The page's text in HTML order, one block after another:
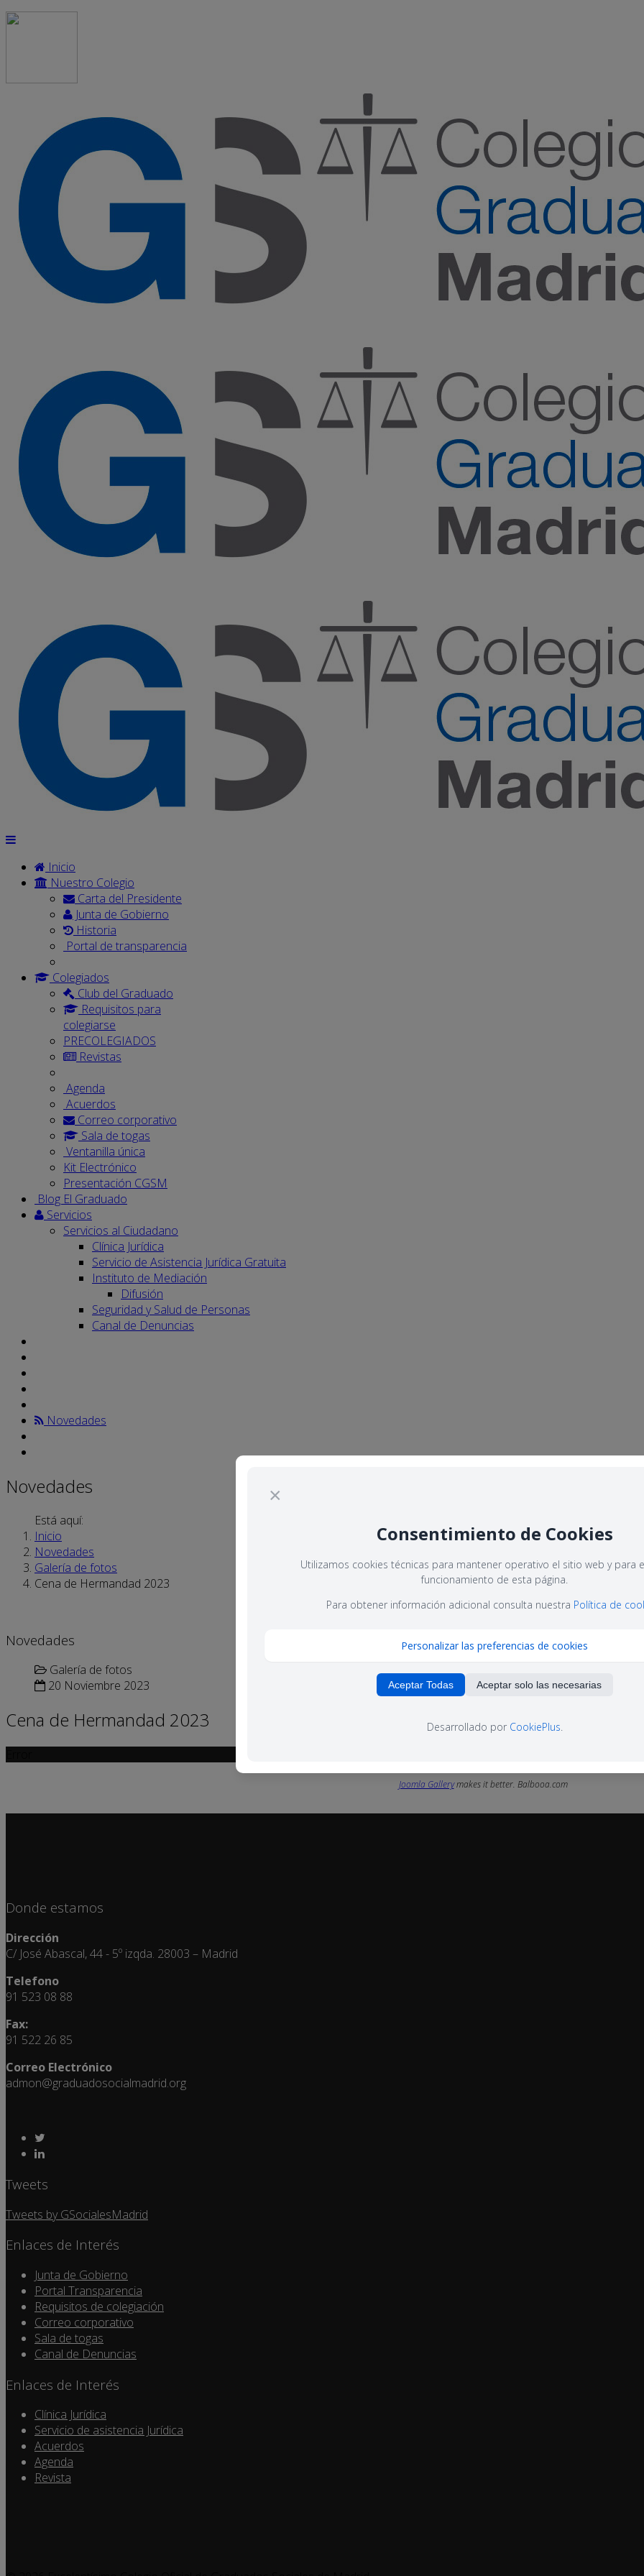
Inicio
Nuestro Colegio
Carta del Presidente
Junta de Gobierno
Historia
Portal de transparencia
Colegiados
Club del Graduado
Requisitos para
colegiarse
PRECOLEGIADOS
Revistas
Agenda
Acuerdos
Correo corporativo
Sala de togas
Ventanilla única
Kit Electrónico
Presentación CGSM
Blog El Graduado
Servicios
Servicios al Ciudadano
Clínica Jurídica
Servicio de Asistencia Jurídica Gratuita
Instituto de Mediación
Difusión
Seguridad y Salud de Personas
Canal de Denuncias
Novedades
Novedades
Está aquí:
Inicio
Novedades
Galería de fotos
Cena de Hermandad 2023
Novedades
Galería de fotos
20 Noviembre 2023
Cena de Hermandad 2023
Joomla Gallerymakes it better. Balbooa.com
Donde estamos
Dirección
C/ José Abascal, 44 - 5º izqda. 28003 – Madrid
Telefono
91 523 08 88
Fax:
91 522 26 85
Correo Electrónico
admon@graduadosocialmadrid.org
Tweets
Tweets by GSocialesMadrid
Enlaces de Interés
Junta de Gobierno
Portal Transparencia
Requisitos de colegiación
Correo corporativo
Sala de togas
Canal de Denuncias
Enlaces de Interés
Clínica Jurídica
Servicio de asistencia Jurídica
Acuerdos
Agenda
Revista
×
Consentimiento de Cookies
Utilizamos cookies técnicas para mantener operativo el sitio web y para
funcionamiento de esta página.
Para obtener información adicional consulta nuestra Política de
Personalizar las preferencias de cookies
Aceptar Todas Aceptar solo las necesarias
Desarrollado por CookiePlus.